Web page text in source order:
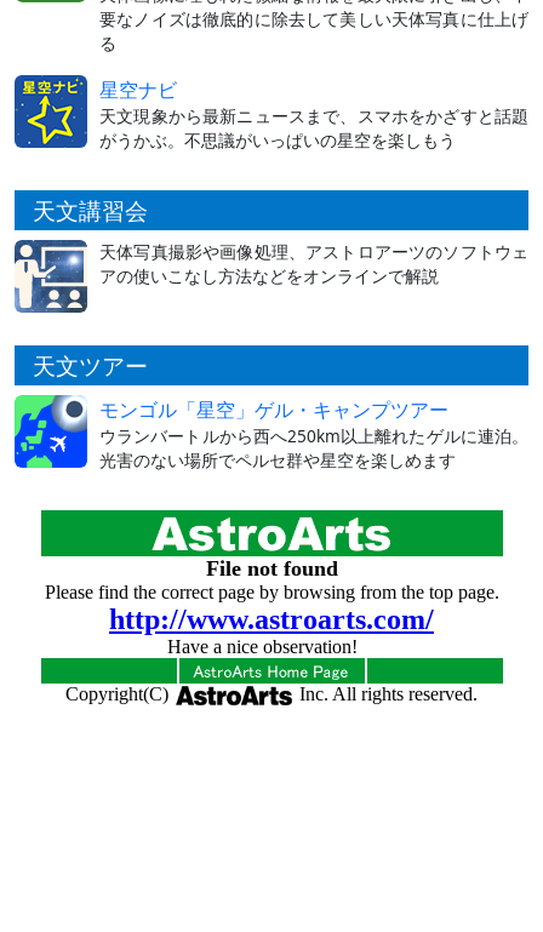
要なノイズは徹底的に除去して美しい天体写真に仕上げ
る
星空ナビ
天文現象から最新ニュースまで、スマホをかざすと話題
がうかぶ。不思議がいっぱいの星空を楽しもう
天文講習会
天体写真撮影や画像処理、アストロアーツのソフトウェ
アの使いこなし方法などをオンラインで解説
天文ツアー
モンゴル「星空」ゲル・キャンプツアー
ウランバートルから西へ250km以上離れたゲルに連泊。
光害のない場所でペルセ群や星空を楽しめます